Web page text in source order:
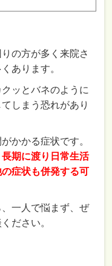
の方が多く来院さ
あります。
ッとバネのように
てしまう恐れがあり
かかる症状です。
長期に渡り日常生活
症状も併発する可
一人で悩まず、ぜ
ださい。